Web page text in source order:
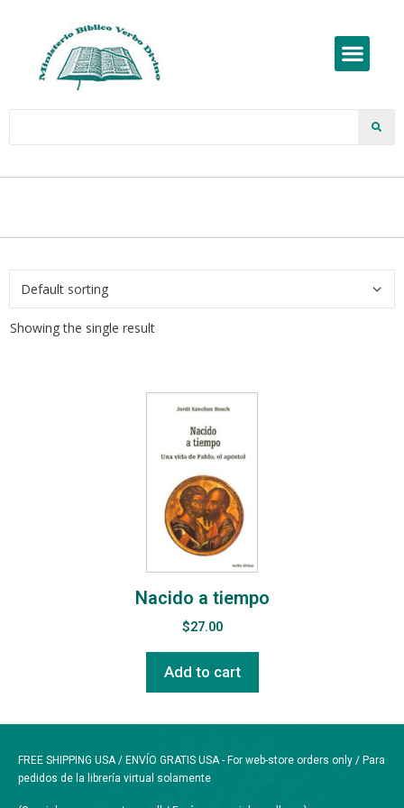
Showing the single result
Nacido a tiempo
$27.00
Add to cart
FREE SHIPPING USA / ENVÍO GRATIS USA - For web-store orders only / Para
pedidos de la librería virtual solamente